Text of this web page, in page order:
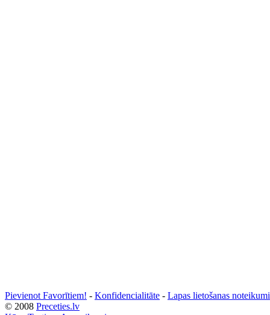
Pievienot Favorītiem! - Konfidencialitāte - Lapas lietošanas noteikumi
© 2008 Preceties.lv